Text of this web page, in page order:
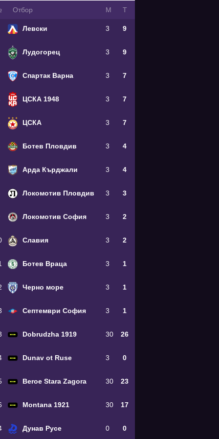
Oтбор М Т
Левски 3 9
Лудогорец 3 9
Спартак Варна 3 7
ЦСКА 1948 3 7
ЦСКА 3 7
Ботев Пловдив 3 4
Арда Кърджали 3 4
Локомотив Пловдив 3 3
Локомотив София 3 2
Славия 3 2
Ботев Враца 3 1
Черно море 3 1
Септември София 3 1
Dobrudzha 1919 30 26
Dunav ot Ruse 3 0
Beroe Stara Zagora 30 23
Montana 1921 30 17
Дунав Русе 0 0